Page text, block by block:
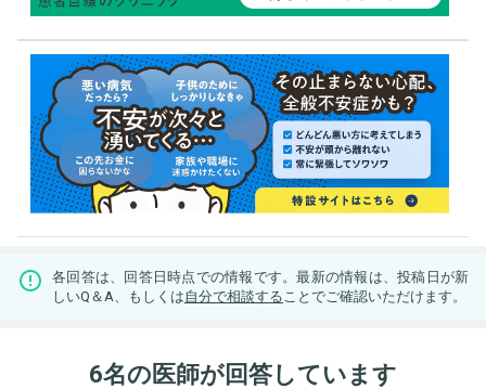
各回答は、回答日時点での情報です。最新の情報は、投稿日が新
しいQ＆A、もしくは自分で相談する ことでご確認いただけます。
6名の医師が回答しています